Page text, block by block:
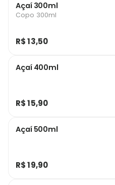
Açaí 300ml
Copo 300ml
R$ 13,50
Açaí 400ml
R$ 15,90
Açaí 500ml
R$ 19,90